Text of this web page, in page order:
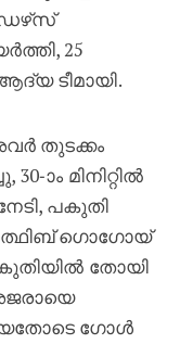
25
ടീമായി.
തുടക്കം
ാം മിനിറ്റിൽ
പകുതി
ഗൊഗോയ്
തോയി
ഗോൾ